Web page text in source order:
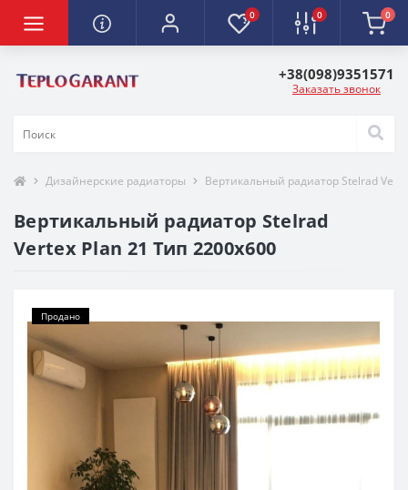
0 0 0
+38(098)9351571
Заказать звонок
Дизайнерские радиаторы Вертикальный радиатор Stelrad
Вертикальный радиатор Stelrad
Vertex Plan 21 Тип 2200х600
Продано